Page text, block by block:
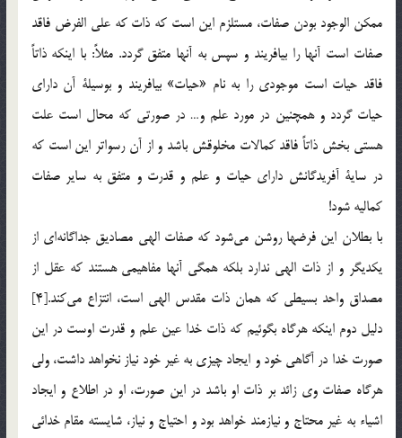
ممكن الوجود بودن صفات، مستلزم اين است كه ذات كه علي الفرض فاقد
صفات است آنها را بيافريند و سپس به آنها متفق گردد. مثلاً: با اينكه ذاتاً
فاقد حيات است موجودي را به نام «حيات» بيافريند و بوسيلة آن داراي
حيات گردد و همچنين در مورد علم و… در صورتي كه محال است علت
هستي بخش ذاتاً فاقد كمالات مخلوقش باشد و از آن رسواتر اين است كه
در ساية آفريدگانش داراي حيات و علم و قدرت و متفق به ساير صفات
كماليه شود!
با بطلان اين فرضها روشن مي‌شود كه صفات الهي مصاديق جداگانه‌اي از
يكديگر و از ذات الهي ندارد بلكه همگي آنها مفاهيمي هستند كه عقل از
مصداق واحد بسيطي كه همان ذات مقدس الهي است، انتزاع مي‌كند.[4]
دليل دوم اينكه هرگاه بگوئيم كه ذات خدا عين علم و قدرت اوست در اين
صورت خدا در آگاهي خود و ايجاد چيزي به غير خود نياز نخواهد داشت، ولي
هرگاه صفات وي زائد بر ذات او باشد در اين صورت، او در اطلاع و ايجاد
اشياء به غير محتاج و نيازمند خواهد بود و احتياج و نياز، شايسته مقام خدائي